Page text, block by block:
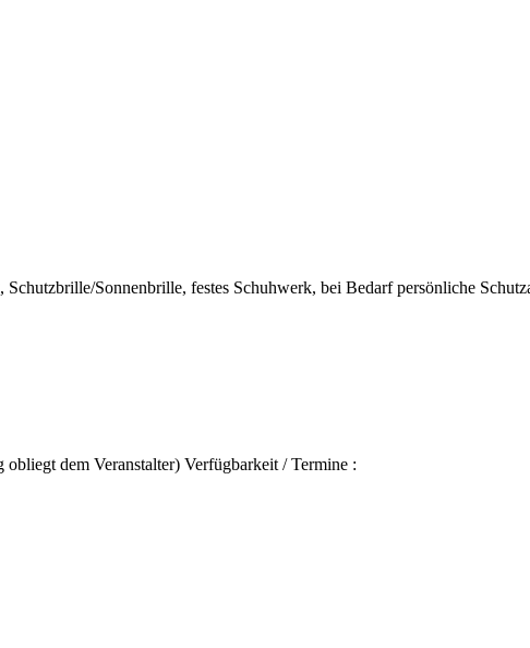
Sonnenbrille, festes Schuhwerk, bei Bedarf persönliche
dem Veranstalter) Verfügbarkeit / Termine :